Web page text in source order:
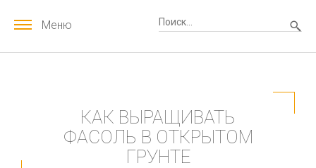
Меню
КАК ВЫРАЩИВАТЬ
ФАСОЛЬ В ОТКРЫТОМ
ГРУНТЕ